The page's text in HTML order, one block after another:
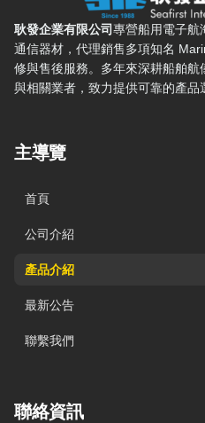
耿發企業有限公司專營船用電子航
通信器材，代理銷售多項知名
修與售後服務。多年來深耕船舶
與相關業者，致力提供可靠的產品
主導覽
首頁
公司介紹
產品介紹
最新公告
聯繫我們
聯絡資訊